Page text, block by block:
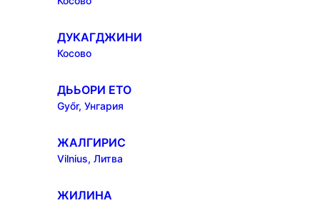
ДУКАГДЖИНИ
Косово
ДЬЬОРИ ЕТО
Győr, Унгария
ЖАЛГИРИС
Vilnius, Литва
ЖИЛИНА